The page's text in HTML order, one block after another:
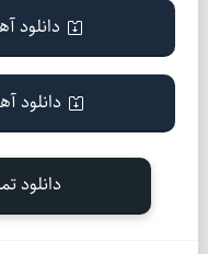
دانلود
دانلود
دانلود